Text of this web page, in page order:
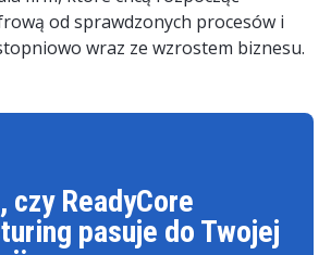
od sprawdzonych procesów i
wraz ze wzrostem biznesu.
czy ReadyCore
pasuje do Twojej